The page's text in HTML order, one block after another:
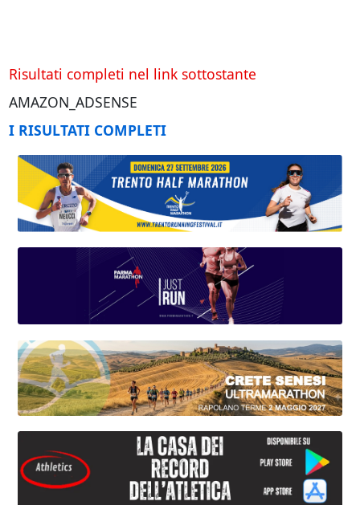
Risultati completi nel link sottostante
AMAZON_ADSENSE
I RISULTATI COMPLETI